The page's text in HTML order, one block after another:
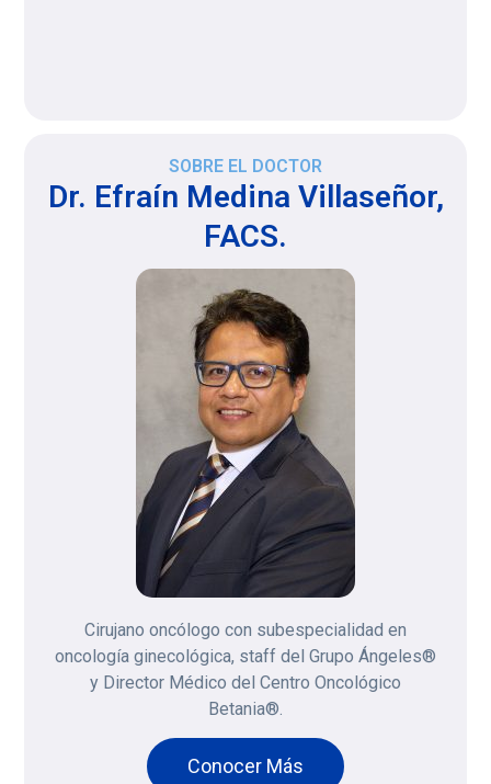
SOBRE EL DOCTOR
Dr. Efraín Medina Villaseñor,
FACS.
Cirujano oncólogo con subespecialidad en
oncología ginecológica, staff del Grupo Ángeles®
y Director Médico del Centro Oncológico
Betania®.
Conocer Más